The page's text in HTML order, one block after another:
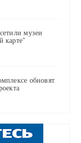
музеи
карте"
обновят